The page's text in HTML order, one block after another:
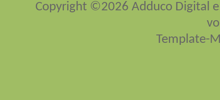
Copyright ©2026 Adduco Digital
Template-